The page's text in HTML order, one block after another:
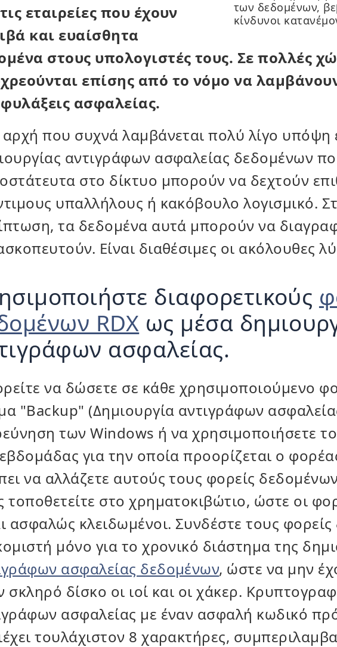
των δεδομένων,
κίνδυνοι
εταιρείες που έχουν
και ευαίσθητα
στους υπολογιστές τους. Σε πολλές
επίσης από το νόμο να
ασφαλείας.
που συχνά λαμβάνεται πολύ λίγο υπόψη
αντιγράφων ασφαλείας δεδομένων
στο δίκτυο μπορούν να δεχτούν
υπαλλήλους ή κακόβουλο λογισμικό.
τα δεδομένα αυτά μπορούν να
Είναι διαθέσιμες οι ακόλουθες
διαφορετικούς
RDX ως μέσα
ασφαλείας.
να δώσετε σε κάθε χρησιμοποιούμενο
"Backup" (Δημιουργία αντιγράφων
των Windows ή να χρησιμοποιήσετε
για την οποία προορίζεται ο
να αλλάζετε αυτούς τους φορείς
τοποθετείτε στο χρηματοκιβώτιο, ώστε οι
ασφαλώς κλειδωμένοι. Συνδέστε τους
μόνο για το χρονικό διάστημα της
ασφαλείας δεδομένων, ώστε να μην
σκληρό δίσκο οι ιοί και οι χάκερ.
ασφαλείας με έναν ασφαλή κωδικό
τουλάχιστον 8 χαρακτήρες,